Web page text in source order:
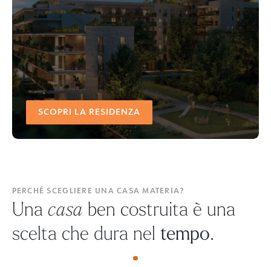
Locker room
Area giochi
SCOPRI LA RESIDENZA
PERCHÉ SCEGLIERE UNA CASA MATERIA?
Una casa ben costruita è una
scelta che dura nel tempo.